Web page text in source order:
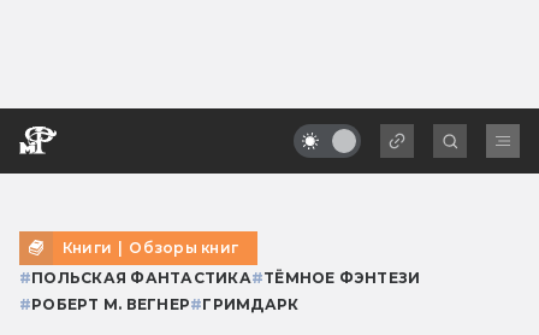
Книги | Обзоры книг
#ПОЛЬСКАЯ ФАНТАСТИКА#ТЁМНОЕ ФЭНТЕЗИ
#РОБЕРТ М. ВЕГНЕР#ГРИМДАРК